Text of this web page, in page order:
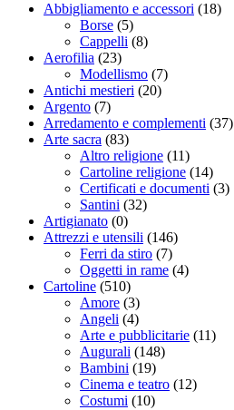
Abbigliamento e accessori (18)
Borse (5)
Cappelli (8)
Aerofilia (23)
Modellismo (7)
Antichi mestieri (20)
Argento (7)
Arredamento e complementi (37)
Arte sacra (83)
Altro religione (11)
Cartoline religione (14)
Certificati e documenti (3)
Santini (32)
Artigianato (0)
Attrezzi e utensili (146)
Ferri da stiro (7)
Oggetti in rame (4)
Cartoline (510)
Amore (3)
Angeli (4)
Arte e pubblicitarie (11)
Augurali (148)
Bambini (19)
Cinema e teatro (12)
Costumi (10)